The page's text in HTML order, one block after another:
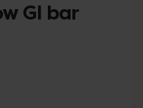
GI bar